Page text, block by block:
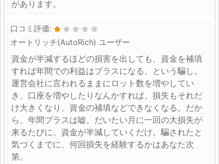
があります。
口コミ評価:
オートリッチ(AutoRich) ユーザー
資金が半減するほどの損害を出しても、資金を補填
すれば年間での利益はプラスになる、という騙し。
運営会社に言われるままにロット数を増やしてい
き、口座を増やしたりなんかすれば、損失もそれだ
け大きくなり、資金の補填などできなくなる。だか
ら、年間プラスは嘘。だいたい月に一回の大損失が
来るたびに、資金が半減していくだけ。騙されたと
気づくまでに、何回損失を経験するかはあなた次
第。